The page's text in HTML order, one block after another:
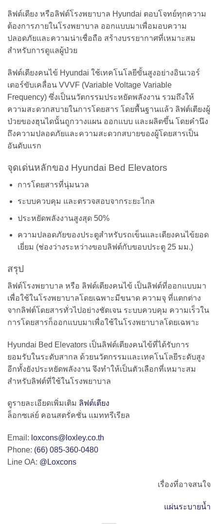
ลิฟต์เตียง หรือลิฟต์โรงพยาบาล Hyundai ตอบโจทย์ทุกความ
ต้องการภายในโรงพยาบาล ออกแบบมาเพื่อมอบความ
ปลอดภัยและความน่าเชื่อถือ สร้างบรรยากาศที่เหมาะสม
สำหรับการดูแลผู้ป่วย
ลิฟต์เตียงคนไข้ Hyundai ใช้เทคโนโลยีขั้นสูงอย่างอินเวอร์
เตอร์ขับเคลื่อน VVVF (Variable Voltage Variable
Frequency) ซึ่งเป็นนวัตกรรมประหยัดพลังงาน รวมถึงให้
ความสะดวกสบายในการโดยสาร โดยพื้นฐานแล้ว ลิฟต์เตียงผู้
ป่วยของฮุนไดนั้นถูกวางแผน ออกแบบ และผลิตขึ้น โดยคำนึง
ถึงความปลอดภัยและความสะดวกสบายของผู้โดยสารเป็น
อันดับแรก
จุดเด่นหลักของ Hyundai Bed Elevators
การโดยสารที่นุ่มนวล
ระบบควบคุม และตรวจสอบจากระยะไกล
ประหยัดพลังงานสูงสุด 50%
ความปลอดภัยของประตูสำหรับรถเข็นและเตียงคนไข้ยอด
เยี่ยม (ช่องว่างระหว่างขอบลิฟต์กับขอบประตู 25 มม.)
สรุป
ลิฟต์โรงพยาบาล หรือ ลิฟต์เตียงคนไข้ เป็นลิฟต์ที่ออกแบบมา
เพื่อใช้ในโรงพยาบาลโดยเฉพาะมีขนาด ความจุ ที่แตกต่าง
จากลิฟต์โดยสารทั่วไปอย่างชัดเจน ระบบควบคุม ความเร็วใน
การโดยสารก็ออกแบบมาเพื่อใช้ในโรงพยาบาลโดยเฉพาะ
Hyundai Bed Elevators เป็นลิฟต์เตียงคนไข้ที่ได้รับการ
ยอมรับในระดับสากล ด้วยนวัตกรรมและเทคโนโลยีระดับสูง
อีกทั้งยังประหยัดพลังงาน จึงทำให้เป็นตัวเลือกที่เหมาะสม
สำหรับลิฟต์ที่ใช้ในโรงพยาบาล
ดูรายละเอียดเพิ่มเติม ลิฟต์เตียง
ล็อกซเล่ย์ คอนสตรั่คชั่น แมททรีเรียล
Email: loxcons@loxley.co.th
Phone: (66) 085-360-0480
Line OA: @Loxcons
เรื่องที่อาจสนใจ
แผ่นระบายน้ำ